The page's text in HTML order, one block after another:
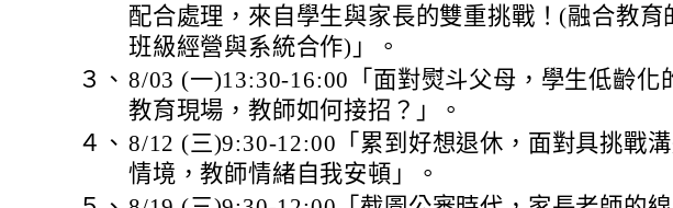
配合處理，來自學生與家長的雙重挑戰！(融合教育
班級經營與系統合作)」。
３、 8/03 (一)13:30-16:00「面對熨斗父母，學生低齡化
教育現場，教師如何接招？」。
４、 8/12 (三)9:30-12:00「累到好想退休，面對具挑戰
情境，教師情緒自我安頓」。